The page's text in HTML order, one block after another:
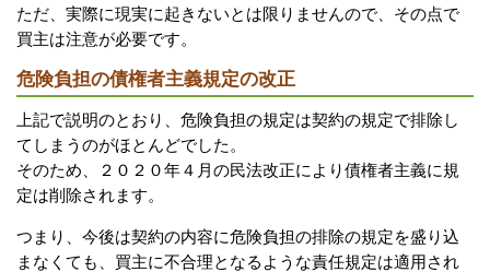
ただ、実際に現実に起きないとは限りませんので、その点で
買主は注意が必要です。
危険負担の債権者主義規定の改正
上記で説明のとおり、危険負担の規定は契約の規定で排除し
てしまうのがほとんどでした。
そのため、２０２０年４月の民法改正により債権者主義に規
定は削除されます。
つまり、今後は契約の内容に危険負担の排除の規定を盛り込
まなくても、買主に不合理となるような責任規定は適用され